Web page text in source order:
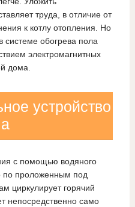
труда, в отличие от
к котлу отопления. Но
системе обогрева пола
электромагнитных
дома.
устройство
с помощью водяного
по проложенным под
циркулирует горячий
непосредственно само